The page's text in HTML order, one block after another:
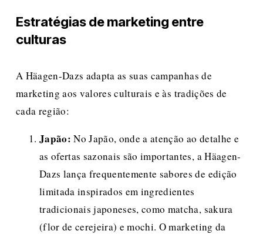
Estratégias de marketing entre
culturas
A Häagen-Dazs adapta as suas campanhas de
marketing aos valores culturais e às tradições de
cada região:
Japão: No Japão, onde a atenção ao detalhe e
as ofertas sazonais são importantes, a Häagen-
Dazs lança frequentemente sabores de edição
limitada inspirados em ingredientes
tradicionais japoneses, como matcha, sakura
(flor de cerejeira) e mochi. O marketing da